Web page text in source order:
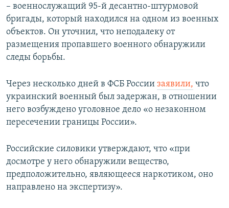
– военнослужащий 95-й десантно-штурмовой
бригады, который находился на одном из военных
объектов. Он уточнил, что неподалеку от
размещения пропавшего военного обнаружили
следы борьбы.​
Через несколько дней в ФСБ России заявили, что
украинский военный был задержан, в отношении
него возбуждено уголовное дело «о незаконном
пересечении границы России».
Российские силовики утверждают, что «при
досмотре у него обнаружили вещество,
предположительно, являющееся наркотиком, оно
направлено на экспертизу».